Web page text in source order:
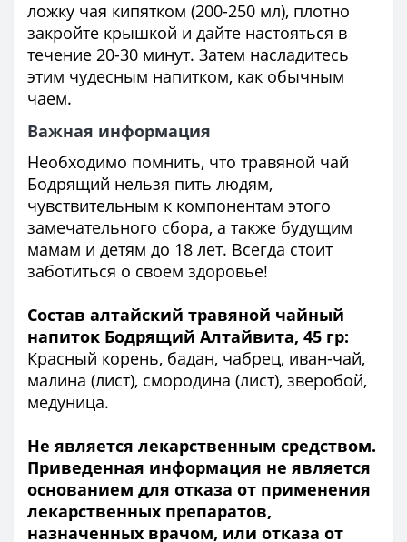
ложку чая кипятком (200-250 мл), плотно
закройте крышкой и дайте настояться в
течение 20-30 минут. Затем насладитесь
этим чудесным напитком, как обычным
чаем.
Важная информация
Необходимо помнить, что травяной чай
Бодрящий нельзя пить людям,
чувствительным к компонентам этого
замечательного сбора, а также будущим
мамам и детям до 18 лет. Всегда стоит
заботиться о своем здоровье!
Состав алтайский травяной чайный
напиток Бодрящий Алтайвита, 45 гр:
Красный корень, бадан, чабрец, иван-чай,
малина (лист), смородина (лист), зверобой,
медуница.
Не является лекарственным средством.
Приведенная информация не является
основанием для отказа от применения
лекарственных препаратов,
назначенных врачом, или отказа от